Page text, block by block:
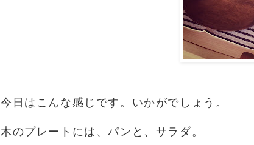
今日はこんな感じです。いかがでしょう。
木のプレートには、パンと、サラダ。